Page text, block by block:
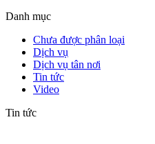
Danh mục
Chưa được phân loại
Dịch vụ
Dịch vụ tân nơi
Tin tức
Video
Tin tức